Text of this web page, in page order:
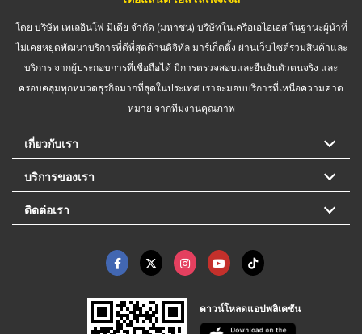
โดย บริษัท เทเลอินโฟ มีเดีย จำกัด (มหาชน) บริษัทในเครือเอไอเอส ในฐานะผู้นำที่
ไม่เคยหยุดพัฒนาบริการที่ดีที่สุดด้านดิจิทัล มาร์เก็ตติ้ง ผ่านเว็บไซต์รวมสินค้าและ
บริการ จากผู้ประกอบการที่เชื่อถือได้ มีการตรวจสอบและยืนยันตัวตนจริง และ
ครอบคลุมทุกหมวดธุรกิจมากที่สุดในประเทศ เราจะมอบบริการที่เหนือความคาด
หมาย จากทีมงานคุณภาพ
เกี่ยวกับเรา
บริการของเรา
ติดต่อเรา
ดาวน์โหลดแอปพลิเคชัน